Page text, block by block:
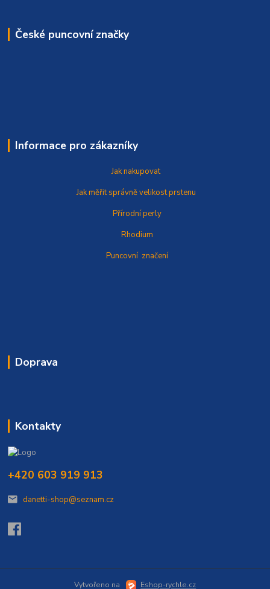
České puncovní značky
Informace pro zákazníky
Jak nakupovat
Jak měřit správněvelikost prstenu
Přírodní perly
Rhodium
Puncovní značení
Doprava
Kontakty
+420 603 919 913
danetti-shop@seznam.cz
Vytvořeno na Eshop-rychle.cz